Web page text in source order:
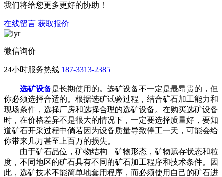
我们将给您更多更好的协助！
在线留言 获取报价
微信询价
24小时服务热线 187-3313-2385
选矿设备是长期使用的。选矿设备不一定是最昂贵的，但
你必须选择合适的。根据选矿试验过程，结合矿石加工能力和
现场条件，选择厂房和选择合理的选矿设备。在购买选矿设备
时，在价格差异不是很大的情况下，一定要选择质量好，要知
道矿石开采过程中倘若因为设备质量导致停工一天，可能会给
你带来几万甚至上百万的损失。
由于矿石品位，矿物结构，矿物形态，矿物赋存状态和粒
度，不同地区的矿石具有不同的矿石加工程序和技术条件。因
此，选矿技术不能简单地套用程序，而必须使用自己的矿石进